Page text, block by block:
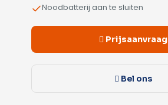
Noodbatterij aan te sluiten
Prijsaanvraag
Bel ons